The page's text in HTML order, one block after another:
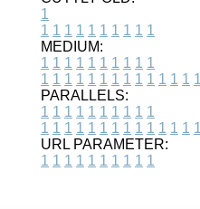
1
1 1 1 1 1 1 1 1 1 1
MEDIUM:
1 1 1 1 1 1 1 1 1 1
1 1 1 1 1 1 1 1 1 1 1 1 1 1
PARALLELS:
1 1 1 1 1 1 1 1 1 1
1 1 1 1 1 1 1 1 1 1 1 1 1 1
URL PARAMETER:
1 1 1 1 1 1 1 1 1 1